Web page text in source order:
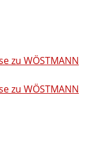
zu WÖSTMANN
zu WÖSTMANN